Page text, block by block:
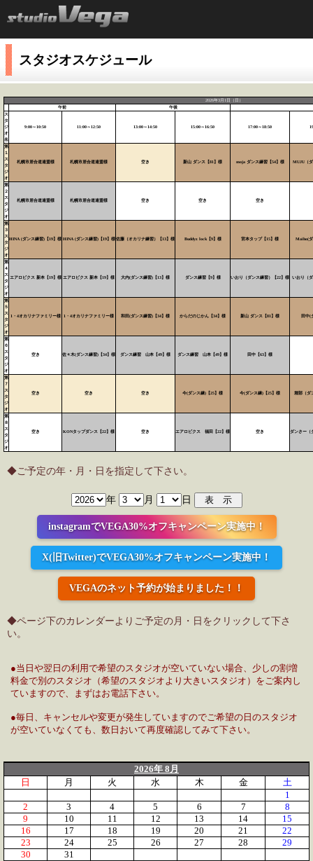
スタジオスケジュール
2026年3月1日（日）
午前
午後
ス
タ
ジ
オ
名
9:00～10:50 11:00～12:50 13:00～14:50 15:00～16:50 17:00～18:50
第
１
ス
タ
ジ
オ
札幌市居合道連盟様 札幌市居合道連盟様 空き 新山 ダンス【81】様 moja ダンス練習【54】様 MUJU（
第
２
ス
タ
ジ
オ
札幌市居合道連盟様 札幌市居合道連盟様 空き 空き 空き
第
３
ス
タ
ジ
オ
HINA (ダンス練習)【19】様 HINA (ダンス練習)【19】様 佐藤（オカリナ練習）【13】様 Buddyz lock【9】様 宮本タップ【15】様 Maiho(
第
４
ス
タ
ジ
オ
エアロビクス 新本【19】様 エアロビクス 新本【19】様 大内(ダンス練習)【13】様 ダンス練習【9】様 いおり（ダンス練習）【22】様 いおり（
第
５
ス
タ
ジ
オ
1・4オカリナファミリー様 1・4オカリナファミリー様 和田(ダンス練習)【34】様 からだのじかん【34】様 新山 ダンス【81】様 田中(
第
６
ス
タ
ジ
オ
空き 佐々木(ダンス練習)【34】様 ダンス練習 山本【49】様 ダンス練習 山本【49】様 田中【63】様
第
７
ス
タ
ジ
オ
空き 空き 空き 今(ダンス練)【25】様 今(ダンス練)【25】様 堀部（ダ
第
８
ス
タ
ジ
オ
空き KONタップダンス【22】様 空き エアロビクス 福田【22】様 空き ダンさー（
◆ご予定の年・月・日を指定して下さい。
年 月 日
instagramでVEGA30%オフキャンペーン実施中！
X(旧Twitter)でVEGA30%オフキャンペーン実施中！
VEGAのネット予約が始まりました！！
◆ページ下のカレンダーよりご予定の月・日をクリックして下さ
い。
●当日や翌日の利用で希望のスタジオが空いていない場合、少しの割増
料金で別のスタジオ（希望のスタジオより大きいスタジオ）をご案内し
ていますので、まずはお電話下さい。
●毎日、キャンセルや変更が発生していますのでご希望の日のスタジオ
が空いていなくても、数日おいて再度確認してみて下さい。
2026年 8月
日
月 火 水 木 金
土
1
2
3 4 5 6 7
8
9
10 11 12 13 14
15
16
17 18 19 20 21
22
23
24 25 26 27 28
29
30
31